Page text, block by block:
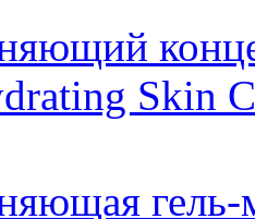
Skin